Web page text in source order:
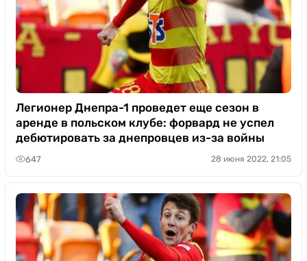
Легионер Днепра-1 проведет еще сезон в
аренде в польском клубе: форвард не успел
дебютировать за днепровцев из-за войны
647 28 июня 2022, 21:05